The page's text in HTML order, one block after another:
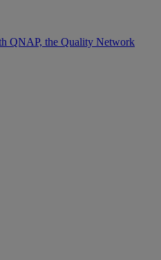
QNAP, the Quality Network